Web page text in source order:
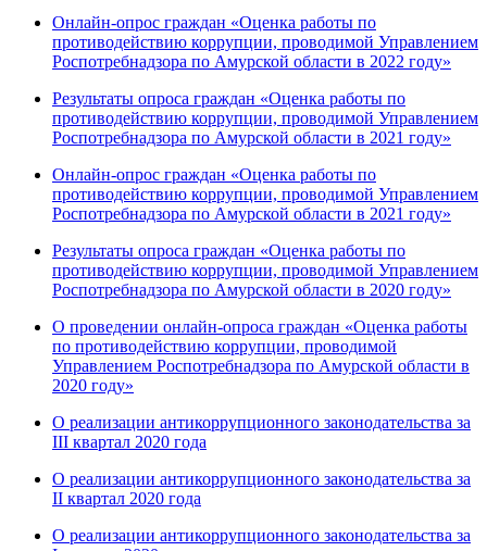
Онлайн-опрос граждан «Оценка работы по
противодействию коррупции, проводимой Управлением
Роспотребнадзора по Амурской области в 2022 году»
Результаты опроса граждан «Оценка работы по
противодействию коррупции, проводимой Управлением
Роспотребнадзора по Амурской области в 2021 году»
Онлайн-опрос граждан «Оценка работы по
противодействию коррупции, проводимой Управлением
Роспотребнадзора по Амурской области в 2021 году»
Результаты опроса граждан «Оценка работы по
противодействию коррупции, проводимой Управлением
Роспотребнадзора по Амурской области в 2020 году»
О проведении онлайн-опроса граждан «Оценка работы
по противодействию коррупции, проводимой
Управлением Роспотребнадзора по Амурской области в
2020 году»
О реализации антикоррупционного законодательства за
III квартал 2020 года
О реализации антикоррупционного законодательства за
II квартал 2020 года
О реализации антикоррупционного законодательства за